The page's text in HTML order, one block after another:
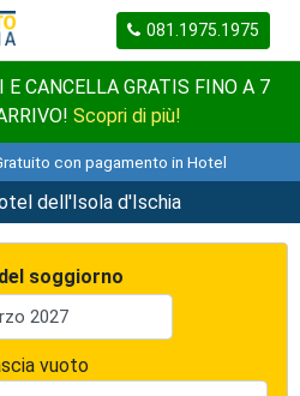
081.1975.1975
E CANCELLA GRATIS FINO A 7
Scopri di più!
con pagamento in Hotel
dell'Isola d'Ischia
soggiorno
vuoto